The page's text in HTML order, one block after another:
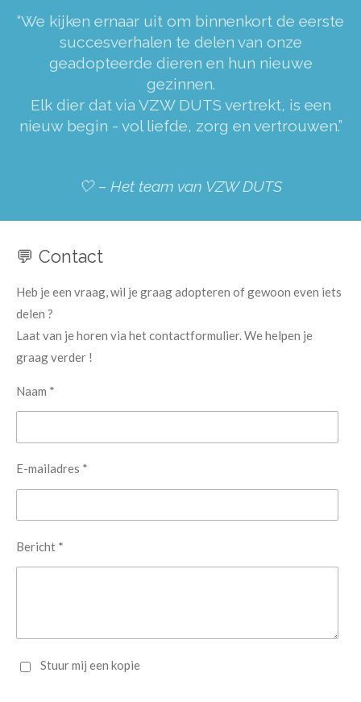
“We kijken ernaar uit om binnenkort de eerste
succesverhalen te delen van onze
geadopteerde dieren en hun nieuwe
gezinnen.
Elk dier dat via VZW DUTS vertrekt, is een
nieuw begin - vol liefde, zorg en vertrouwen.”
🤍 – Het team van VZW DUTS
💬 Contact
Heb je een vraag, wil je graag adopteren of gewoon even iets
delen ?
Laat van je horen via het contactformulier. We helpen je
graag verder !
Naam *
E-mailadres *
Bericht *
Stuur mij een kopie